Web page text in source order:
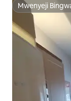
Mwenyeji
Mwenyeji